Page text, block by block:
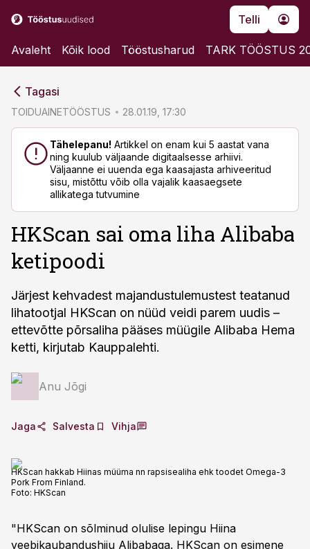
Telli
Avaleht Kõik lood Tööstusharud TARK TÖÖSTUS
Tagasi
TOIDUAINETÖÖSTUS 28.01.19, 17:30
Tähelepanu! Artikkel on enam kui 5 aastat vana
ning kuulub väljaande digitaalsesse arhiivi.
Väljaanne ei uuenda ega kaasajasta arhiveeritud
sisu, mistõttu võib olla vajalik kaasaegsete
allikatega tutvumine
HKScan sai oma liha Alibaba
ketipoodi
Järjest kehvadest majandustulemustest teatanud
lihatootjal HKScan on nüüd veidi parem uudis –
ettevõtte põrsaliha pääses müügile Alibaba Hema
ketti, kirjutab Kauppalehti.
Anu Jõgi
Jaga Salvesta Vihja
HKScan hakkab Hiinas müüma nn rapsisealiha ehk toodet Omega-3
Pork From Finland.
Foto: HKScan
"HKScan on sõlminud olulise lepingu Hiina
veebikaubandushiiu Alibabaga. HKScan on esimene